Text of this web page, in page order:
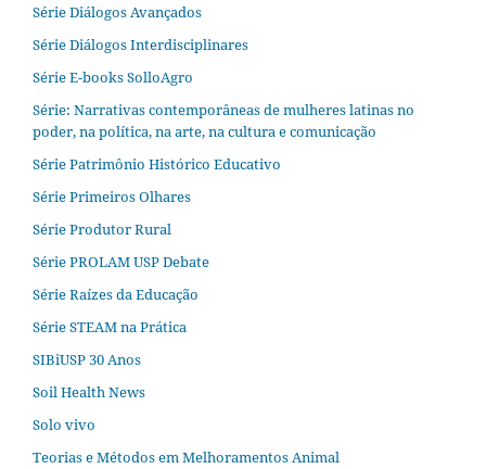
Série Diálogos Avançados
Série Diálogos Interdisciplinares
Série E-books SolloAgro
Série: Narrativas contemporâneas de mulheres latinas no
poder, na política, na arte, na cultura e comunicação
Série Patrimônio Histórico Educativo
Série Primeiros Olhares
Série Produtor Rural
Série PROLAM USP Debate
Série Raízes da Educação
Série STEAM na Prática
SIBiUSP 30 Anos
Soil Health News
Solo vivo
Teorias e Métodos em Melhoramentos Animal